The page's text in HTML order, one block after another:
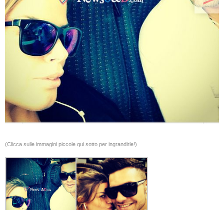
(Clicca sulle immagini piccole qui sotto per ingrandirle!)